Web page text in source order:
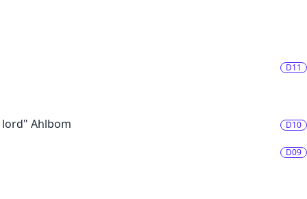
D11
Ahlbom D10
D09